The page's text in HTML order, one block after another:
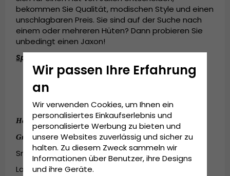
bekommen Sie Qualität, modischen Style und einen
unschlagbaren Preis. Sie sind auf der Suche nach
einem oder mehreren Hüten? Dann probieren Sie
unbedingt einen Jaxon!
Spezifikationen:
Fedora
Baumwolldetails
Hergestellt aus: 100 Prozent
.
Grösseninformationen:
Small/Medium - 55cm-57cm
Large/X-Large - 58cm-60cm
Wir passen Ihre Erfahrung
an
Wir verwenden Cookies, um Ihnen ein
personalisiertes Einkaufserlebnis und
personalisierte Werbung zu bieten und
unsere Websites zuverlässig und sicher zu
halten. Zu diesem Zweck sammeln wir
Informationen über Benutzer, ihre Designs
und ihre Geräte.